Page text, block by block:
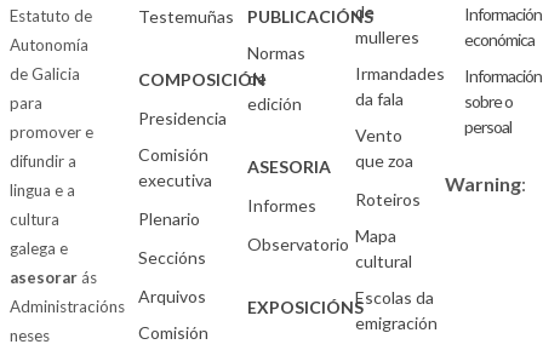
Estatuto de
Autonomía
de Galicia
para
promover e
difundir a
lingua e a
cultura
galega e
asesorarás
Administracións
neses
Testemuñas
COMPOSICIÓN
Presidencia
Comisión
executiva
Plenario
Seccións
Arquivos
Comisión
PUBLICACIÓNS
Normas
de
edición
ASESORIA
Informes
Observatorio
EXPOSICIÓNS
de
mulleres
Irmandades
da fala
Vento
que zoa
Roteiros
Mapa
cultural
Escolas da
emigración
Información
económica
Información
sobre o
persoal
Warning: